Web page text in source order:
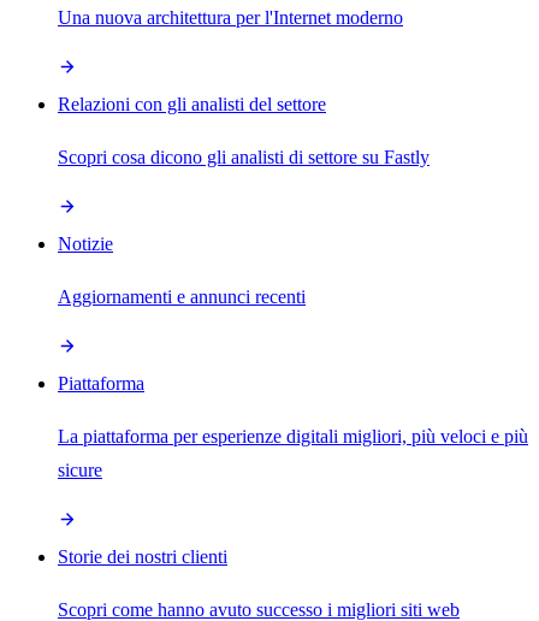
Una nuova architettura per l'Internet moderno
Relazioni con gli analisti del settore
Scopri cosa dicono gli analisti di settore su Fastly
Notizie
Aggiornamenti e annunci recenti
Piattaforma
La piattaforma per esperienze digitali migliori, più veloci e più
sicure
Storie dei nostri clienti
Scopri come hanno avuto successo i migliori siti web